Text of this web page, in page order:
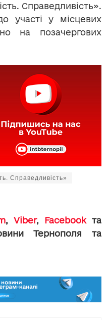
Справедливість».
участі у місцевих
на позачергових
Справедливість»
, Viber, Facebookта
Тернополя та